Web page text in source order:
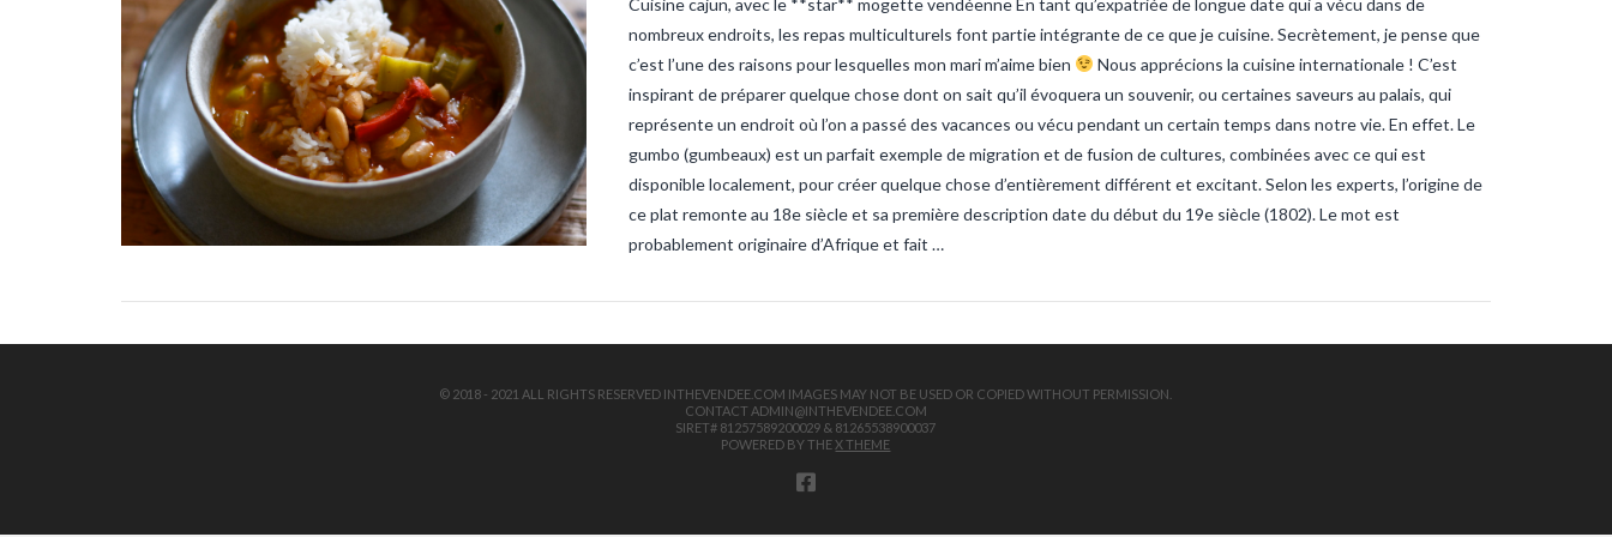
sandre-vendee sardines sardines-
vendee tanche tanche-vendee
truite-vendee vendee-pêche
Cuisine cajun, avec le **star** mogette vendéenne En tant qu’expatriée de longue date qui a vécu dans de
nombreux endroits, les repas multiculturels font partie intégrante de ce que je cuisine. Secrètement, je pense que
c’est l’une des raisons pour lesquelles mon mari m’aime bien
Nous apprécions la cuisine internationale ! C’est
inspirant de préparer quelque chose dont on sait qu’il évoquera un souvenir, ou certaines saveurs au palais, qui
représente un endroit où l’on a passé des vacances ou vécu pendant un certain temps dans notre vie. En effet. Le
gumbo (gumbeaux) est un parfait exemple de migration et de fusion de cultures, combinées avec ce qui est
disponible localement, pour créer quelque chose d’entièrement différent et excitant. Selon les experts, l’origine de
ce plat remonte au 18e siècle et sa première description date du début du 19e siècle (1802). Le mot est
probablement originaire d’Afrique et fait …
© 2018 - 2021 ALL RIGHTS RESERVED INTHEVENDEE.COM IMAGES MAY NOT BE USED OR COPIED WITHOUT PERMISSION.
CONTACT ADMIN@INTHEVENDEE.COM
SIRET# 81257589200029 & 81265538900037
POWERED BY THEX THEME